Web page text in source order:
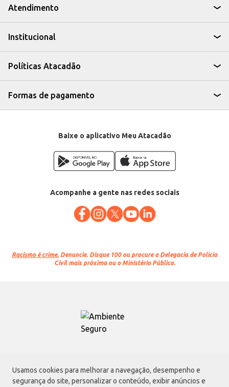
Usamos cookies para melhorar a navegação, desempenho e
segurança do site, personalizar o conteúdo, exibir anúncios e
Atendimento
Institucional
Políticas Atacadão
Formas de pagamento
Baixe o aplicativo Meu Atacadão
Acompanhe a gente nas redes sociais
Racismo é crime. Denuncie. Disque 100 ou procure a Delegacia de Polícia
Civil mais próxima ou o Ministério Público.
Atacadão S.A.
Avenida Morvan Dias de Figueiredo, 6169, Vila Maria, São Paulo - SP | CEP
02170-901 | CNPJ: 75.315.333/0001-09